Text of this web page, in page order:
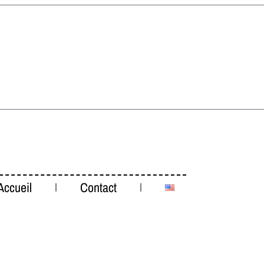
Contact